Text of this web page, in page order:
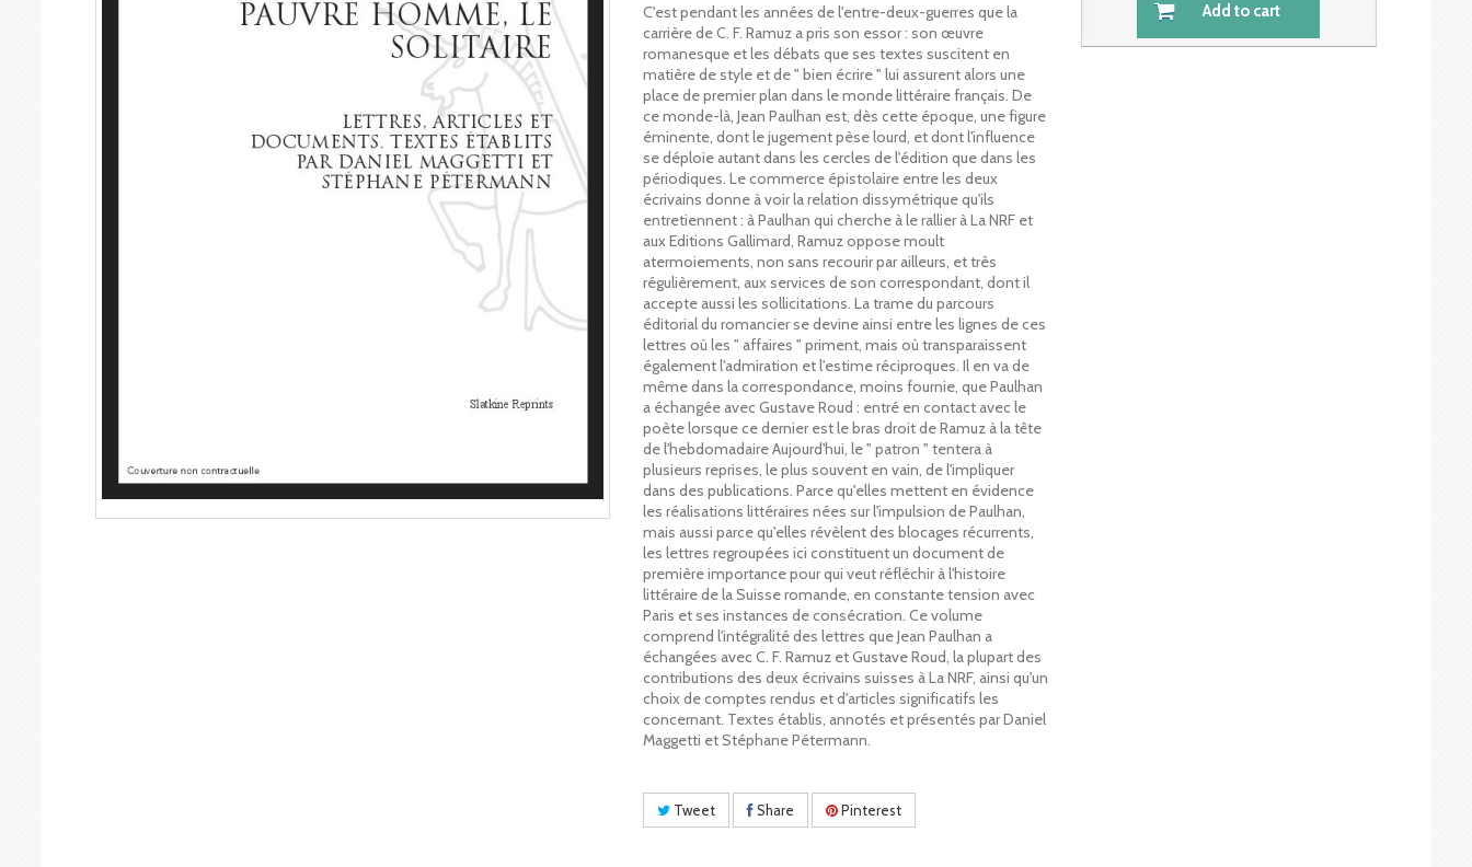
C'est pendant les années de l'entre-deux-guerres que la
carrière de C. F. Ramuz a pris son essor : son œuvre
romanesque et les débats que ses textes suscitent en
matière de style et de " bien écrire " lui assurent alors une
place de premier plan dans le monde littéraire français. De
ce monde-là, Jean Paulhan est, dès cette époque, une figure
éminente, dont le jugement pèse lourd, et dont l'influence
se déploie autant dans les cercles de l'édition que dans les
périodiques. Le commerce épistolaire entre les deux
écrivains donne à voir la relation dissymétrique qu'ils
entretiennent : à Paulhan qui cherche à le rallier à La NRF et
aux Editions Gallimard, Ramuz oppose moult
atermoiements, non sans recourir par ailleurs, et très
régulièrement, aux services de son correspondant, dont il
accepte aussi les sollicitations. La trame du parcours
éditorial du romancier se devine ainsi entre les lignes de ces
lettres où les " affaires " priment, mais où transparaissent
également l'admiration et l'estime réciproques. Il en va de
même dans la correspondance, moins fournie, que Paulhan
a échangée avec Gustave Roud : entré en contact avec le
poète lorsque ce dernier est le bras droit de Ramuz à la tête
de l'hebdomadaire Aujourd'hui, le " patron " tentera à
plusieurs reprises, le plus souvent en vain, de l'impliquer
dans des publications. Parce qu'elles mettent en évidence
les réalisations littéraires nées sur l'impulsion de Paulhan,
mais aussi parce qu'elles révèlent des blocages récurrents,
les lettres regroupées ici constituent un document de
première importance pour qui veut réfléchir à l'histoire
littéraire de la Suisse romande, en constante tension avec
Paris et ses instances de consécration. Ce volume
comprend l'intégralité des lettres que Jean Paulhan a
échangées avec C. F. Ramuz et Gustave Roud, la plupart des
contributions des deux écrivains suisses à La NRF, ainsi qu'un
choix de comptes rendus et d'articles significatifs les
concernant. Textes établis, annotés et présentés par Daniel
Maggetti et Stéphane Pétermann.
Tweet Share Pinterest
Add to cart